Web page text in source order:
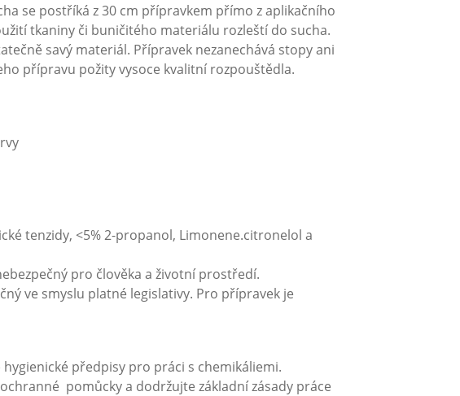
se postříká z 30 cm přípravkem přímo z aplikačního
tkaniny či buničitého materiálu rozleští do sucha.
savý materiál. Přípravek nezanechává stopy ani
přípravu požity vysoce kvalitní rozpouštědla.
tenzidy, <5% 2-propanol, Limonene.citronelol a
pro člověka a životní prostředí.
smyslu platné legislativy. Pro přípravek je
předpisy pro práci s chemikáliemi.
pomůcky a dodržujte základní zásady práce